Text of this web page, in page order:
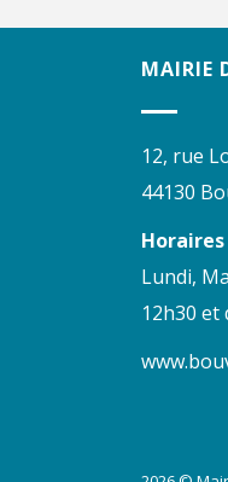
MAIRIE
12, rue
44130
Horaires
Lundi,
12h30 et